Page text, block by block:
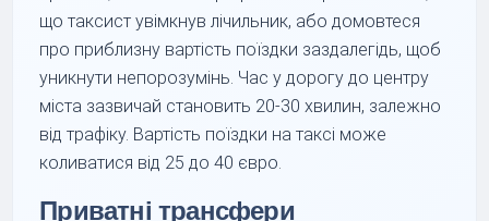
що таксист увімкнув лічильник, або домовтеся
про приблизну вартість поїздки заздалегідь, щоб
уникнути непорозумінь. Час у дорогу до центру
міста зазвичай становить 20-30 хвилин, залежно
від трафіку. Вартість поїздки на таксі може
коливатися від 25 до 40 євро.
Приватні трансфери